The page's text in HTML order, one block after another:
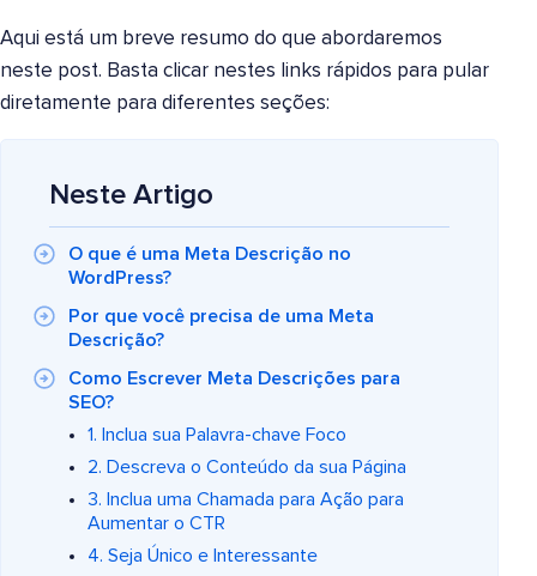
Aqui está um breve resumo do que abordaremos
neste post. Basta clicar nestes links rápidos para pular
diretamente para diferentes seções:
Neste Artigo
O que é uma Meta Descrição no
WordPress?
Por que você precisa de uma Meta
Descrição?
Como Escrever Meta Descrições para
SEO?
1. Inclua sua Palavra-chave Foco
2. Descreva o Conteúdo da sua Página
3. Inclua uma Chamada para Ação para
Aumentar o CTR
4. Seja Único e Interessante